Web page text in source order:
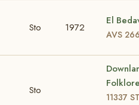
Sto 1972
El
AVS
Sto
11337